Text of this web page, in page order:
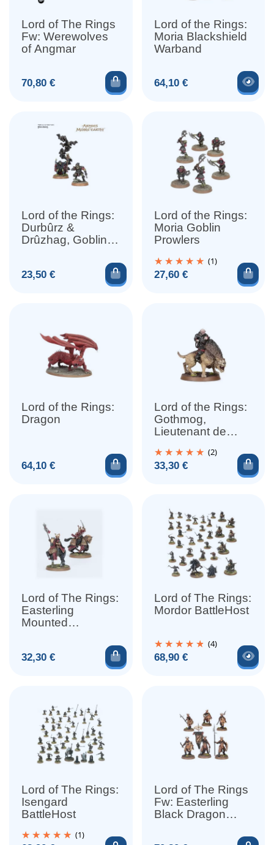
Lord of The Rings
Fw: Werewolves
of Angmar
Prix
70,80 € Ajouter au panier
Lord of the Rings:
Moria Blackshield
Warband
Prix
64,10 €
Lord of the Rings:
Durbûrz &
Drûzhag, Goblin of
Prix
23,50 € Ajouter au panier
Lord of the Rings:
Moria Goblin
Prowlers
(1)
Prix
27,60 €
Lord of the Rings:
Dragon
Prix
64,10 € Ajouter au panier
Lord of the Rings:
Gothmog,
Lieutenant de
(2)
Prix
33,30 €
Lord of The Rings:
Easterling
Mounted
Prix
32,30 € Ajouter au panier
Lord of The Rings:
Mordor BattleHost
(4)
Prix
68,90 €
Lord of The Rings:
Isengard
BattleHost
(1)
Lord of The Rings
Fw: Easterling
Black Dragon